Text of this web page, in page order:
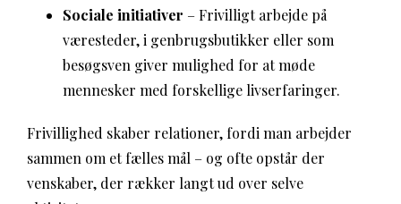
Sociale initiativer – Frivilligt arbejde på
væresteder, i genbrugsbutikker eller som
besøgsven giver mulighed for at møde
mennesker med forskellige livserfaringer.
Frivillighed skaber relationer, fordi man arbejder
sammen om et fælles mål – og ofte opstår der
venskaber, der rækker langt ud over selve